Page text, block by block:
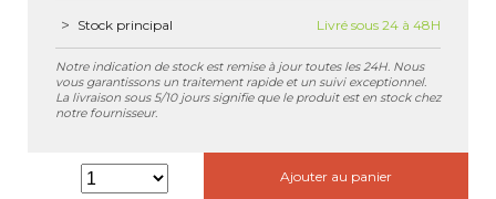
Stock principal Livré sous 24 à 48H
Notre indication de stock est remise à jour toutes les 24H. Nous
vous garantissons un traitement rapide et un suivi exceptionnel.
La livraison sous 5/10 jours signifie que le produit est en stock chez
notre fournisseur.
Ajouter au panier